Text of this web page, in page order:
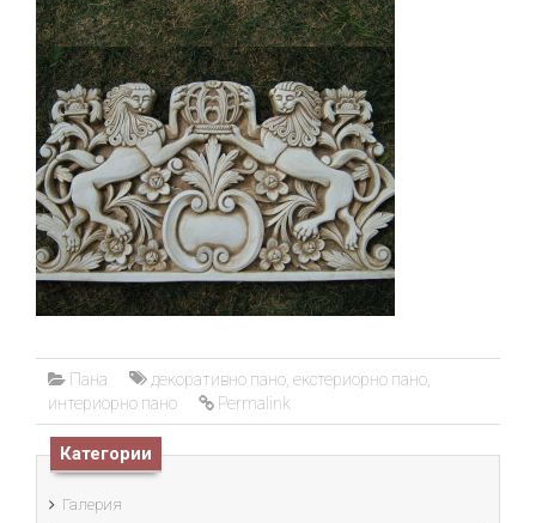
Пана декоративно пано екстериорно пано
интериорно пано
Permalink
Категории
Галерия